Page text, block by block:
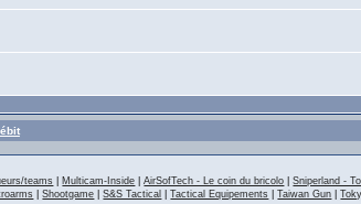
teams Multicam-Inside |AirSofTech - Le coin du bricolo |Sniperland -
|Shootgame |S&S Tactical |Tactical Equipements |Taiwan Gun |